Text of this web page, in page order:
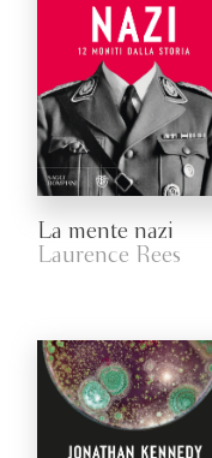
La mente nazi
Laurence Rees